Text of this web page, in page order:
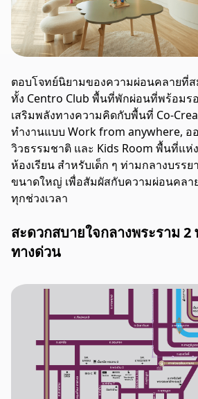
ตอบโจทย์นิยามของความผ่อนคลายที่
ทั้ง Centro Club พื้นที่พักผ่อนที่พร้อมร
เสริมพลังทางความคิดกับพื้นที่ Co-
ทำงานแบบ Work from anywhere, อ
วิวธรรมชาติ และ Kids Room พื้นที่แห่
ห้องเรียน สำหรับเด็ก ๆ ท่ามกลางบรร
ขนาดใหญ่ เพื่อสัมผัสกับความผ่อนคลา
ทุกช่วงเวลา
สะดวกสบายใจกลางพระราม 2
ทางด่วน